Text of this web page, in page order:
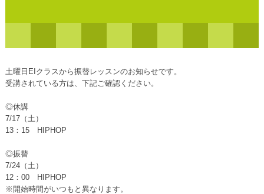
土曜日EIクラスから振替レッスンのお知らせです。
受講されている方は、下記ご確認ください。
◎休講
7/17（土）
13：15 HIPHOP
◎振替
7/24（土）
12：00 HIPHOP
※開始時間がいつもと異なります。